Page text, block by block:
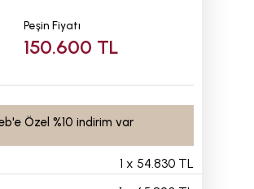
Peşin Fiyatı
150.600 TL
Özel %10 indirim var
1 x 54.830 TL